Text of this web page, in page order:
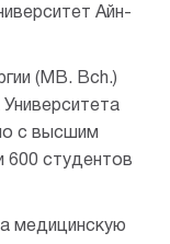
Айн-
(MB. Bch.)
с высшим
600 студентов
медицинскую